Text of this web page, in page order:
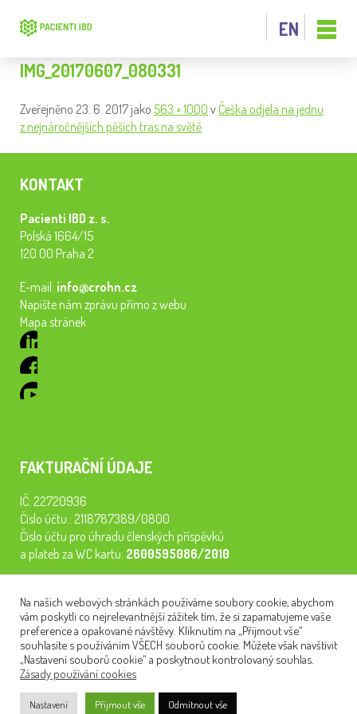
EN
IMG_20170607_080331
Zveřejněno 23. 6. 2017 jako 563 × 1000 v Češka odjela na jednu
z nejnáročnějších pěších tras na světě
KONTAKT
Pacienti IBD z. s.
Polská 1664/15
120 00 Praha 2
E-mail: info@crohn.cz
Napište nám zprávu přímo z webu
Mapa stránek
FAKTURAČNÍ ÚDAJE
IČ: 22720936
Číslo účtu.: 2118787389/0800
Číslo účtu pro úhradu členských příspěvků
a plateb za WC kartu: 2600595086/2010
semináře, konferenci, plavbu na lodi a WC kartu. Z peněz
tiskneme odborné publikace pro pacienty.
NEWSLETTER
Na našich webových stránkách používáme soubory cookie, abychom
vám poskytli co nejrelevantnější zážitek tím, že si zapamatujeme vaše
preference a opakované návštěvy. Kliknutím na „Přijmout vše“
souhlasíte s používáním VŠECH souborů cookie. Můžete však navštívit
„Nastavení souborů cookie“ a poskytnout kontrolovaný souhlas.
Zásady používání cookies
Nastavení Přijmout vše Odmítnout vše